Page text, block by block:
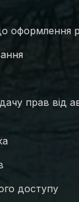
оформлення
прав від
доступу